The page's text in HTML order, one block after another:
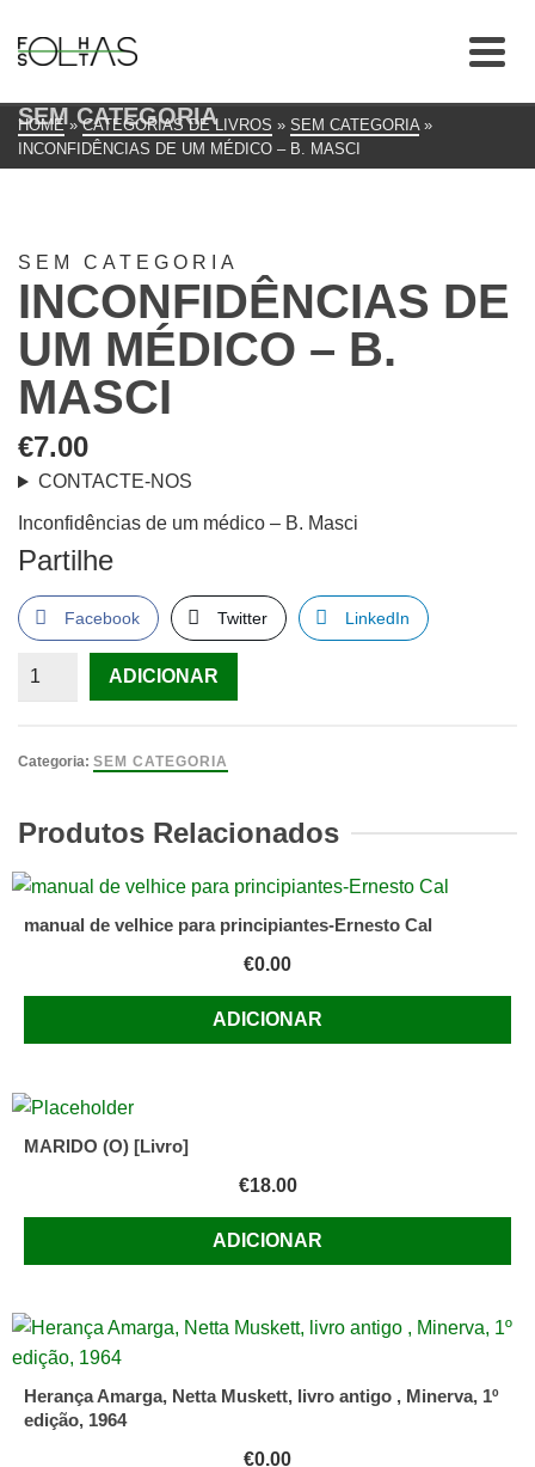
SEM CATEGORIA
HOME » CATEGORIAS DE LIVROS » SEM CATEGORIA »
INCONFIDÊNCIAS DE UM MÉDICO – B. MASCI
SEM CATEGORIA
INCONFIDÊNCIAS DE
UM MÉDICO – B.
MASCI
€7.00
CONTACTE-NOS
Inconfidências de um médico – B. Masci
Partilhe
Facebook Twitter LinkedIn
Quantidade
de
–
B.
ADICIONAR
Categoria: SEM CATEGORIA
Produtos Relacionados
manual de velhice para principiantes-Ernesto Cal
€0.00
ADICIONAR
MARIDO (O) [Livro]
€18.00
ADICIONAR
Herança Amarga, Netta Muskett, livro antigo , Minerva, 1º
edição, 1964
€0.00